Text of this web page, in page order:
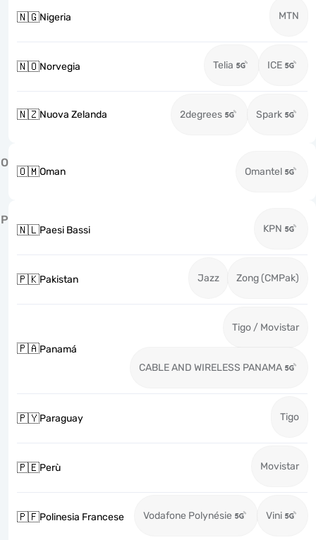
🇳🇬Nigeria MTN
🇳🇴Norvegia Telia ICE
🇳🇿Nuova Zelanda 2degrees Spark
O
🇴🇲Oman Omantel
P
🇳🇱Paesi Bassi KPN
🇵🇰Pakistan Jazz Zong (CMPak)
🇵🇦Panamá
Tigo / Movistar
CABLE AND WIRELESS PANAMA
🇵🇾Paraguay Tigo
🇵🇪Perù Movistar
🇵🇫Polinesia Francese Vodafone Polynésie Vini